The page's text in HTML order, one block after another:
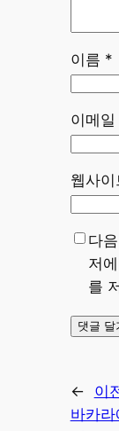
이름 *
이메일
웹사이
다
저
를
← 이
바카